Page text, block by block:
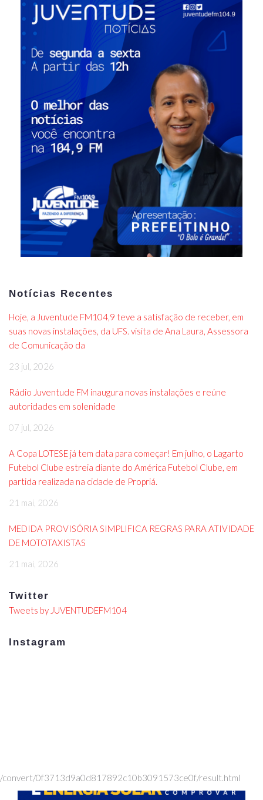
Notícias Recentes
Hoje, a Juventude FM104,9 teve a satisfação de receber, em
suas novas instalações, da UFS. visita de Ana Laura, Assessora
de Comunicação da
23 jul, 2026
Rádio Juventude FM inaugura novas instalações e reúne
autoridades em solenidade
07 jul, 2026
A Copa LOTESE já tem data para começar! Em julho, o Lagarto
Futebol Clube estreia diante do América Futebol Clube, em
partida realizada na cidade de Propriá.
21 mai, 2026
MEDIDA PROVISÓRIA SIMPLIFICA REGRAS PARA ATIVIDADE
DE MOTOTAXISTAS
21 mai, 2026
Twitter
Tweets by JUVENTUDEFM104
Instagram
/convert/0f3713d9a0d817892c10b3091573ce0f/result.html